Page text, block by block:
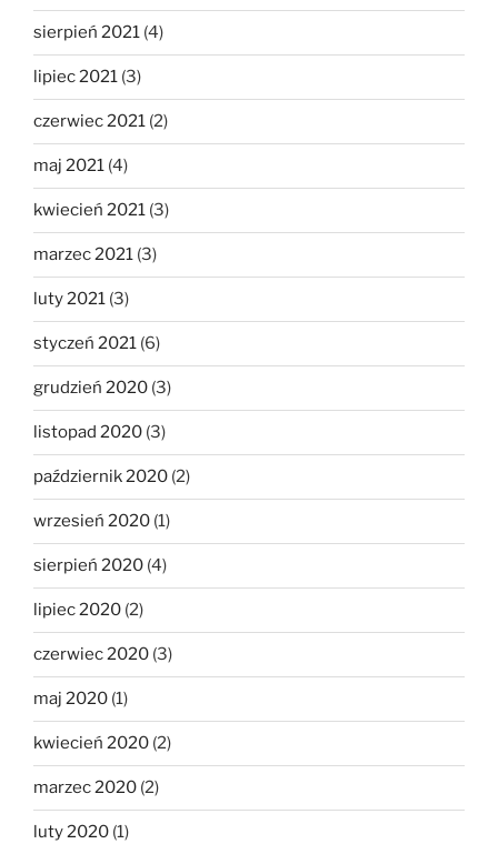
sierpień 2021 (4)
lipiec 2021 (3)
czerwiec 2021 (2)
maj 2021 (4)
kwiecień 2021 (3)
marzec 2021 (3)
luty 2021 (3)
styczeń 2021 (6)
grudzień 2020 (3)
listopad 2020 (3)
październik 2020 (2)
wrzesień 2020 (1)
sierpień 2020 (4)
lipiec 2020 (2)
czerwiec 2020 (3)
maj 2020 (1)
kwiecień 2020 (2)
marzec 2020 (2)
luty 2020 (1)